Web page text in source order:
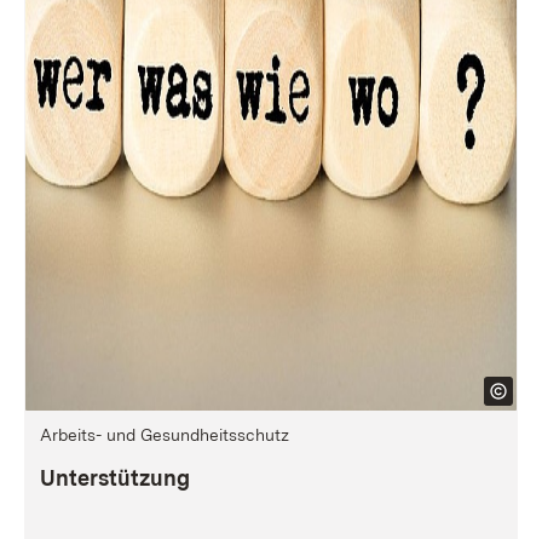
Arbeits- und Gesundheitsschutz
Unterstützung